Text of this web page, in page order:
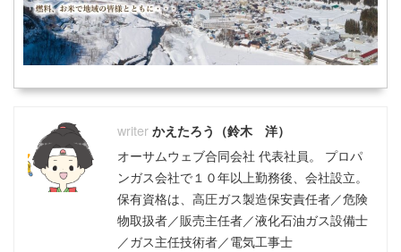
かえたろう（鈴木 洋）
オーサムウェブ合同会社 代表社員。 プロパ
ンガス会社で１０年以上勤務後、会社設立。
保有資格は、高圧ガス製造保安責任者／危険
物取扱者／販売主任者／液化石油ガス設備士
／ガス主任技術者／電気工事士